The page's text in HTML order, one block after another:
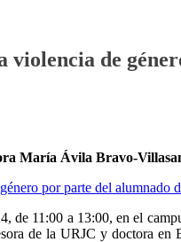
violencia de
María Ávila Bravo-
de 11:00 a 13:00, en el
de la URJC y doctora en